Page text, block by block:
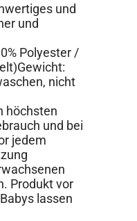
und
und
Polyester /
nicht
höchsten
und bei
jedem
Produkt vor
lassen